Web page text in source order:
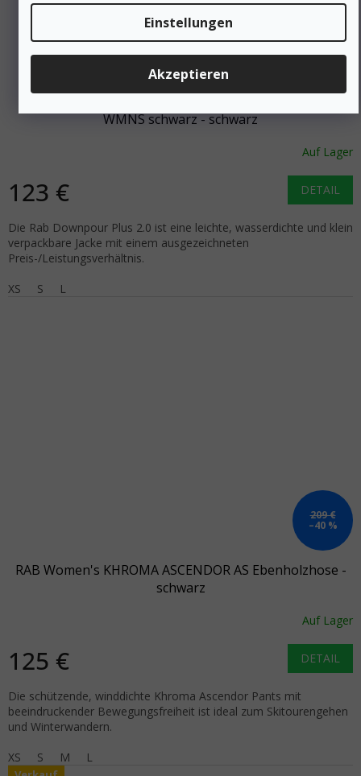
Einstellungen
Akzeptieren
206 €
–40 %
WMNS schwarz - schwarz
Auf Lager
123 € DETAIL
Die Rab Downpour Plus 2.0 ist eine leichte, wasserdichte und klein
verpackbare Jacke mit einem ausgezeichneten
Preis-/Leistungsverhältnis.
XS
S L
209 €
–40 %
RAB Women's KHROMA ASCENDOR AS Ebenholzhose -
schwarz
Auf Lager
125 € DETAIL
Die schützende, winddichte Khroma Ascendor Pants mit
beeindruckender Bewegungsfreiheit ist ideal zum Skitourengehen
und Winterwandern.
XS
S M L